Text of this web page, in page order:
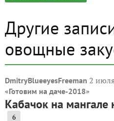
Другие
овощные
DmitryBlueeyesFreeman 2
«Готовим на даче-2018»
Кабачок на мангале
6